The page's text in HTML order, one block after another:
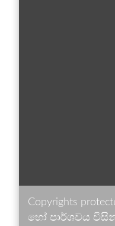
Copyrights
හෝ පාර්ශවය